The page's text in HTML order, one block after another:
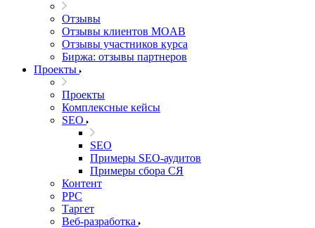
Отзывы
Отзывы клиентов MOAB
Отзывы участников курса
Биржа: отзывы партнеров
Проекты
Проекты
Комплексные кейсы
SEO
SEO
Примеры SEO-аудитов
Примеры сбора СЯ
Контент
PPC
Таргет
Веб-разработка